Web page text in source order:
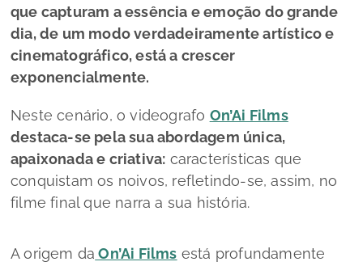
que capturam a essência e emoção do grande
dia, de um modo verdadeiramente artístico e
cinematográfico, está a crescer
exponencialmente.
Neste cenário, o videografo On’Ai Films
destaca-se pela sua abordagem única,
apaixonada e criativa: características que
conquistam os noivos, refletindo-se, assim, no
filme final que narra a sua história.
A origem da On’Ai Films está profundamente